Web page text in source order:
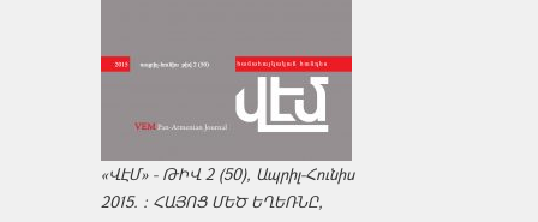
«ՎԷՄ» - ԹԻՎ 2 (50), Ապրիլ-Հունիս
2015. : ՀԱՅՈՑ ՄԵԾ ԵՂԵՌՆԸ,